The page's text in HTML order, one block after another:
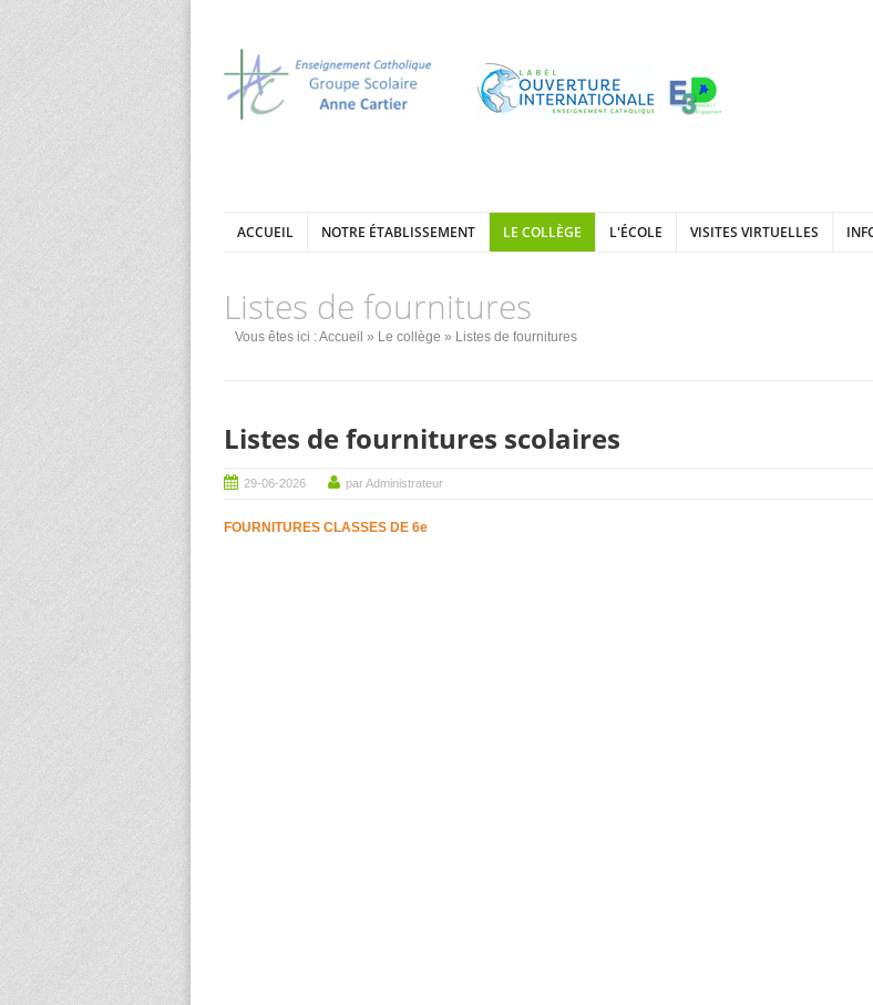
ACCUEIL NOTRE ÉTABLISSEMENT LE COLLÈGE L'ÉCOLE VISITES VIRTUELLES
Listes de fournitures
Vous êtes ici :Accueil » Le collège » Listes de fournitures
Listes de fournitures scolaires
29-06-2026 par Administrateur
FOURNITURES CLASSES DE 6e